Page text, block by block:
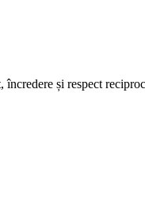
încredere și respect